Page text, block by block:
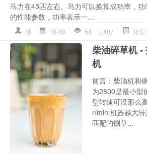
马力在45匹左右。马力可以换算成功率，
的性能参数，功率表示一...
fd 10-30 54 407 化学
柴油碎草机 -
机
前言：柴油机和
为2800是最小型
型转速可没那么
r/min 机器越大
匹配的铡草...